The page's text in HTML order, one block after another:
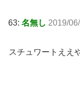
63: 名無し 2019/
スチュワートええ